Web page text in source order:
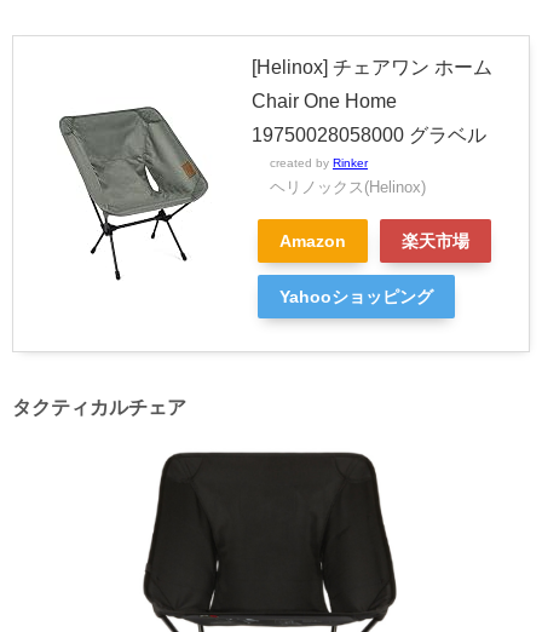
[Helinox] チェアワン ホーム
Chair One Home
19750028058000 グラベル
created by Rinker
ヘリノックス(Helinox)
Amazon 楽天市場
Yahooショッピング
タクティカルチェア